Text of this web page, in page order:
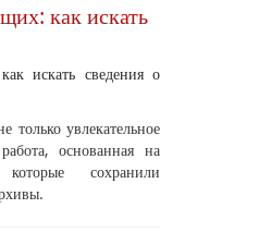
как искать
только увлекательное
основанная на
сохранили